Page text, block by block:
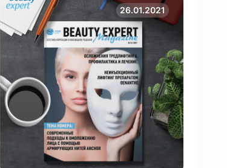
26.01.2021